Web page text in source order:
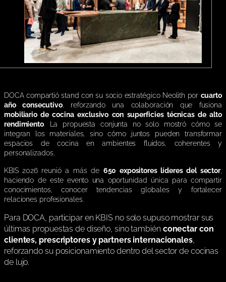
DOCA compartió stand con su socio estratégico Neolith por cuarto
año consecutivo, reforzando una colaboración que fusiona
mobiliario de cocina exclusivo con superficies técnicas de alto
rendimiento. La propuesta conjunta no solo mostró cómo se
integran los materiales, sino cómo juntos pueden transformar
espacios de cocina en ambientes fluidos, coherentes y
personalizados.
KBIS 2026 reunió a más de 650 expositores líderes del sector,
haciendo de este evento una oportunidad única para compartir
conocimientos, conocer tendencias globales y fortalecer
relaciones profesionales.
Para DOCA, participar en KBIS no solo supuso mostrar sus
últimas propuestas de diseño, sino también conectar con
clientes, prescriptores y partners internacionales
reforzando su posicionamiento dentro del sector de cocinas
de lujo.